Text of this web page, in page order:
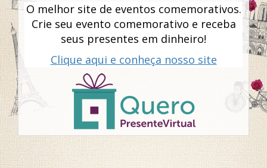
O melhor site de eventos comemorativos.
Crie seu evento comemorativo e receba
seus presentes em dinheiro!
Clique aqui e conheça nosso site